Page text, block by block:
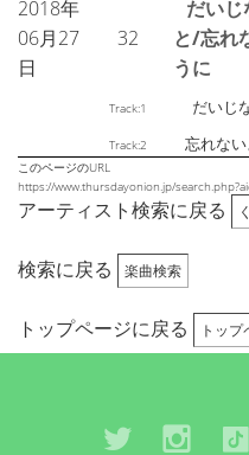
2018年
06月27
日
32
だいじ
と/忘れ
うに
Track:1 だいじ
Track:2 忘れな
このページのURL
https://www.thursdayonion.jp/
アーティスト検索に戻る
検索に戻る 楽曲検索
トップページに戻る トップ